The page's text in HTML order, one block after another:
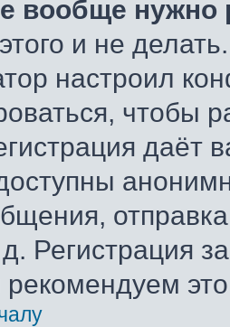
вообще нужно
и не
настроил
чтобы
даёт
д. Регистрация